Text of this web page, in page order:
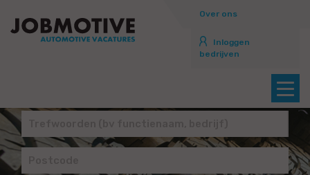
Over ons
Inloggen
bedrijven